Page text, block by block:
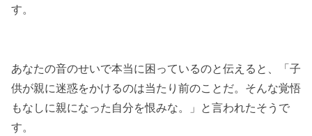
す。
あなたの音のせいで本当に困っているのと伝えると、「子
供が親に迷惑をかけるのは当たり前のことだ。そんな覚悟
もなしに親になった自分を恨みな。」と言われたそうで
す。